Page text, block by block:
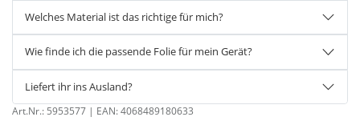
Welches Material ist das richtige für mich?
Wie finde ich die passende Folie für mein Gerät?
Liefert ihr ins Ausland?
Art.Nr.: 5953577 | EAN:4068489180633